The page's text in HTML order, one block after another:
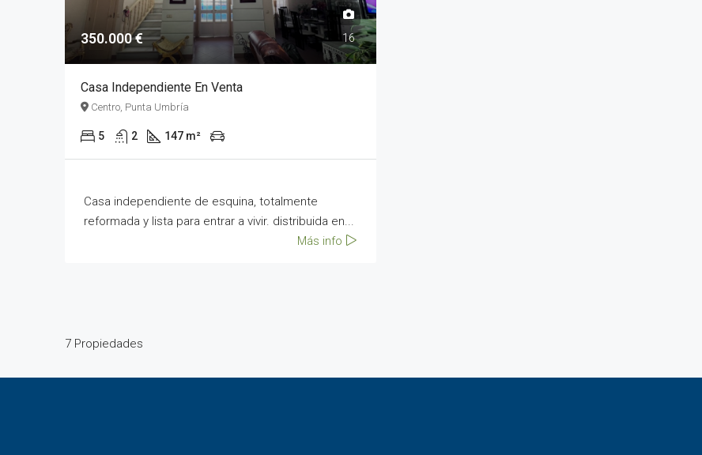
350.000 € 16
Casa Independiente En Venta
Centro, Punta Umbría
5 2 147 m²
Casa independiente de esquina, totalmente
reformada y lista para entrar a vivir. distribuida en...
Más info
7 Propiedades